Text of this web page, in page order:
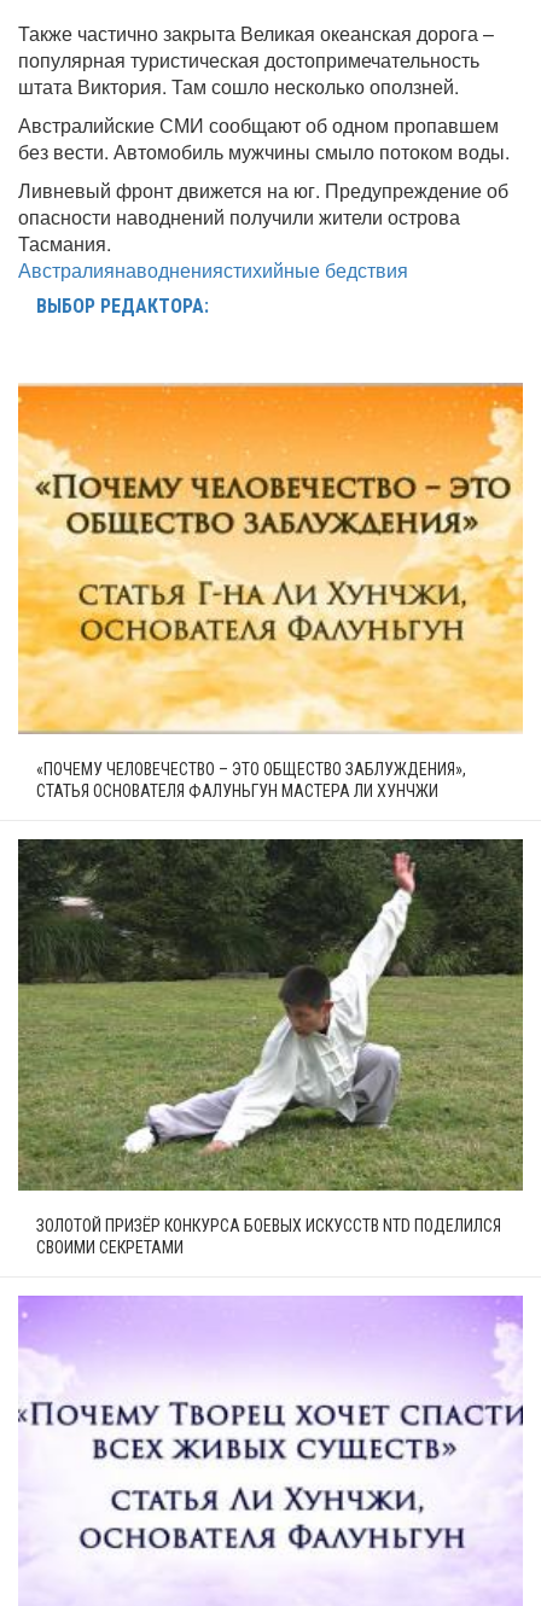
Также частично закрыта Великая океанская дорога –
популярная туристическая достопримечательность
штата Виктория. Там сошло несколько оползней.
Австралийские СМИ сообщают об одном пропавшем
без вести. Автомобиль мужчины смыло потоком воды.
Ливневый фронт движется на юг. Предупреждение об
опасности наводнений получили жители острова
Тасмания.
Австралиянаводнениястихийные бедствия
ВЫБОР РЕДАКТОРА:
«ПОЧЕМУ ЧЕЛОВЕЧЕСТВО – ЭТО ОБЩЕСТВО ЗАБЛУЖДЕНИЯ»,
СТАТЬЯ ОСНОВАТЕЛЯ ФАЛУНЬГУН МАСТЕРА ЛИ ХУНЧЖИ
ЗОЛОТОЙ ПРИЗЁР КОНКУРСА БОЕВЫХ ИСКУССТВ NTD ПОДЕЛИЛСЯ
СВОИМИ СЕКРЕТАМИ